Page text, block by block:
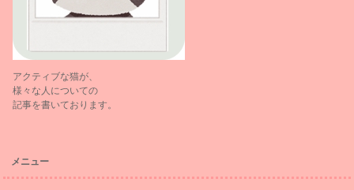
アクティブな猫が、
様々な人についての
記事を書いております。
メニュー